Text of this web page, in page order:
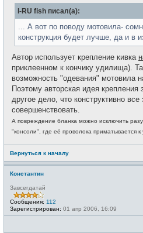
I-RU fish писал(а):
... А вот по поводу мотовила-
конструкция будет лучше, да и в
Автор использует крепление кивка
приклеенном к кончику удилища).
возможность "одевания" мотовила
Поэтому авторская идея крепления
другое дело, что конструктивно
совершенствовать.
А повреждение бланка можно исключить
"консоли", где её проволока приматывается к
Вернуться к началу
Константин
Завсегдатай
Сообщения: 112
Зарегистрирован: 01 апр 2006, 16:09